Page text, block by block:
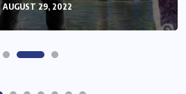
AUGUST 29, 2022
AUGUST 29, 2022